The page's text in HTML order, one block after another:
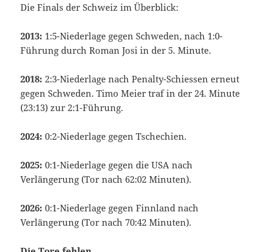
Die Finals der Schweiz im Überblick:
2013: 1:5-Niederlage gegen Schweden, nach 1:0-
Führung durch Roman Josi in der 5. Minute.
2018: 2:3-Niederlage nach Penalty-Schiessen erneut
gegen Schweden. Timo Meier traf in der 24. Minute
(23:13) zur 2:1-Führung.
2024: 0:2-Niederlage gegen Tschechien.
2025: 0:1-Niederlage gegen die USA nach
Verlängerung (Tor nach 62:02 Minuten).
2026: 0:1-Niederlage gegen Finnland nach
Verlängerung (Tor nach 70:42 Minuten).